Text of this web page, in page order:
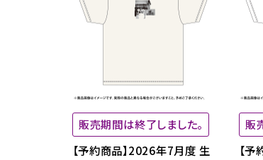
販売期間は終了しました。
【予約商品】2026年7月度 生
販
【